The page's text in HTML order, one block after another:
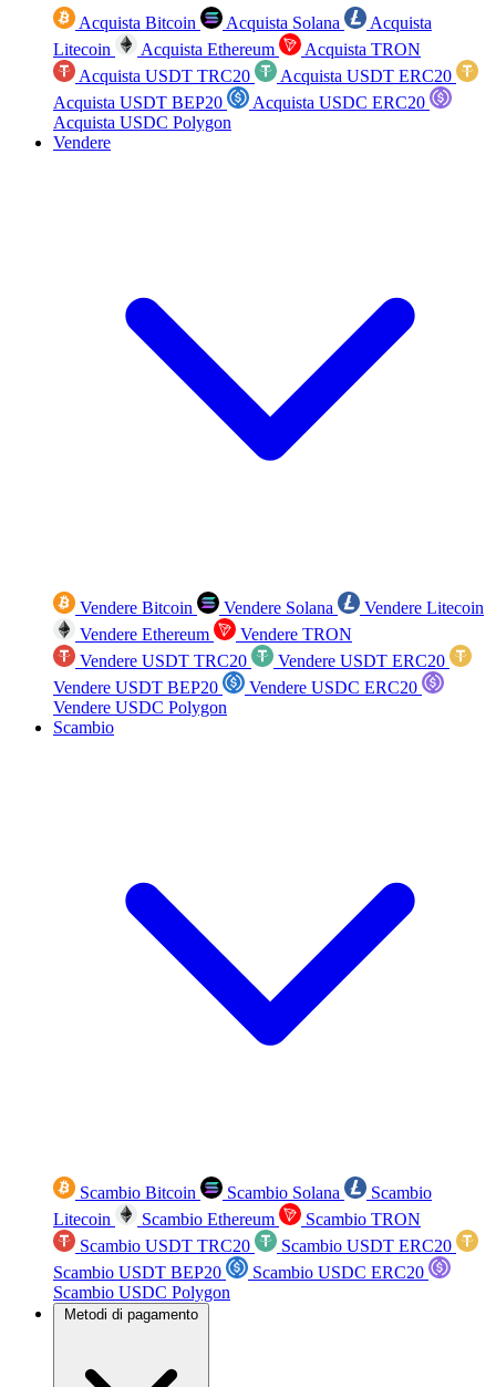
Acquista Bitcoin Acquista Solana
Acquista
Litecoin
Acquista Ethereum
Acquista TRON
Acquista USDT TRC20
Acquista USDT ERC20
Acquista USDT BEP20
Acquista USDC ERC20
Acquista USDC Polygon
Vendere
Vendere Bitcoin Vendere Solana
Vendere Litecoin
Vendere Ethereum
Vendere TRON
Vendere USDT TRC20
Vendere USDT ERC20
Vendere USDT BEP20
Vendere USDC ERC20
Vendere USDC Polygon
Scambio
Scambio Bitcoin Scambio Solana
Scambio
Litecoin
Scambio Ethereum
Scambio TRON
Scambio USDT TRC20
Scambio USDT ERC20
Scambio USDT BEP20
Scambio USDC ERC20
Scambio USDC Polygon
Metodi di pagamento